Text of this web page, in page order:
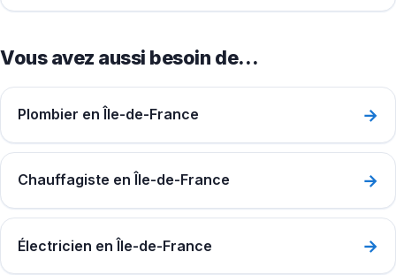
Vous avez aussi besoin de…
Plombier en Île-de-France →
Chauffagiste en Île-de-France →
Électricien en Île-de-France →